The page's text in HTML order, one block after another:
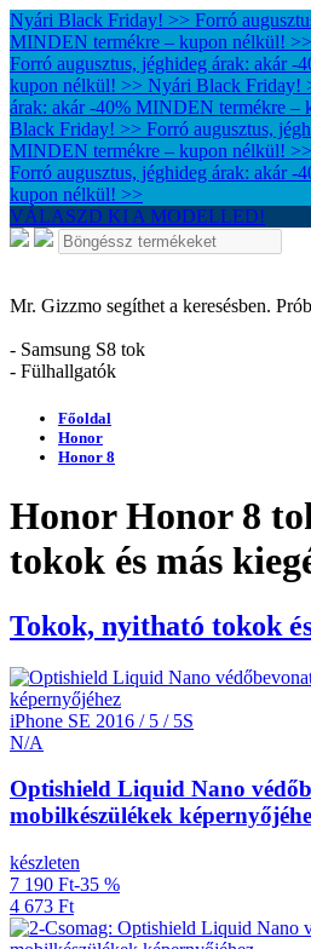
Nyári Black Friday! >> Forró
MINDEN termékre – kupon nélkül! >>
Forró augusztus, jéghideg árak: akár
kupon nélkül! >> Nyári Black Friday!
árak: akár -40% MINDEN termékre –
Black Friday! >> Forró augusztus,
MINDEN termékre – kupon nélkül! >>
Forró augusztus, jéghideg árak: akár
kupon nélkül! >>
VÁLASZD KI A MODELLED!
Mr. Gizzmo segíthet a keresésben.
- Samsung S8 tok
- Fülhallgatók
Főoldal
Honor
Honor 8
Honor Honor 8
tokok és más
Tokok, nyitható tokok
iPhone SE 2016 / 5 / 5S
N/A
Optishield Liquid Nano
mobilkészülékek
készleten
7 190 Ft-35 %
4 673 Ft